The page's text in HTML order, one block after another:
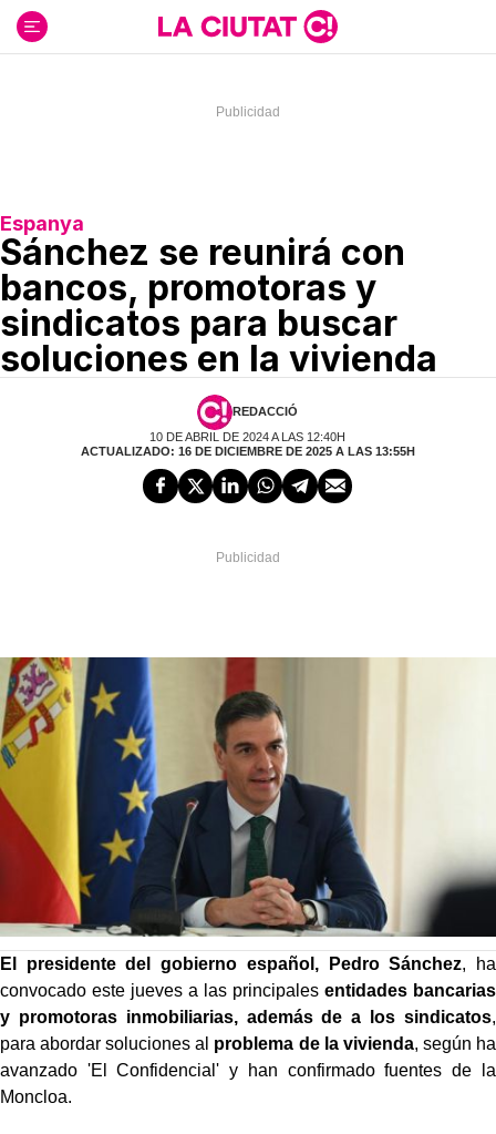
contenido
Espanya
Sánchez se reunirá con
bancos, promotoras y
sindicatos para buscar
soluciones en la vivienda
REDACCIÓ
10 DE ABRIL DE 2024 A LAS 12:40H
ACTUALIZADO: 16 DE DICIEMBRE DE 2025 A LAS 13:55H
El presidente del gobierno español, Pedro Sánchez, ha
convocado este jueves a las principales entidades bancarias
y promotoras inmobiliarias, además de a los sindicatos,
para abordar soluciones al problema de la vivienda, según ha
avanzado 'El Confidencial' y han confirmado fuentes de la
Moncloa.